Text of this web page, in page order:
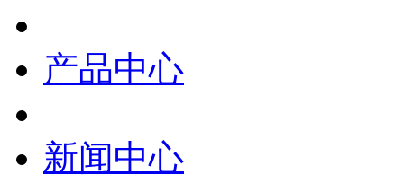
产品中心
新闻中心